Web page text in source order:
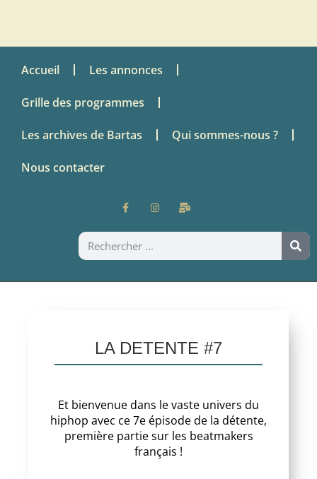
Accueil Les annonces
Grille des programmes
Les archives de Bartas Qui sommes-nous ?
Nous contacter
LA DETENTE #7
Et bienvenue dans le vaste univers du
hiphop avec ce 7e épisode de la détente,
première partie sur les beatmakers
français !